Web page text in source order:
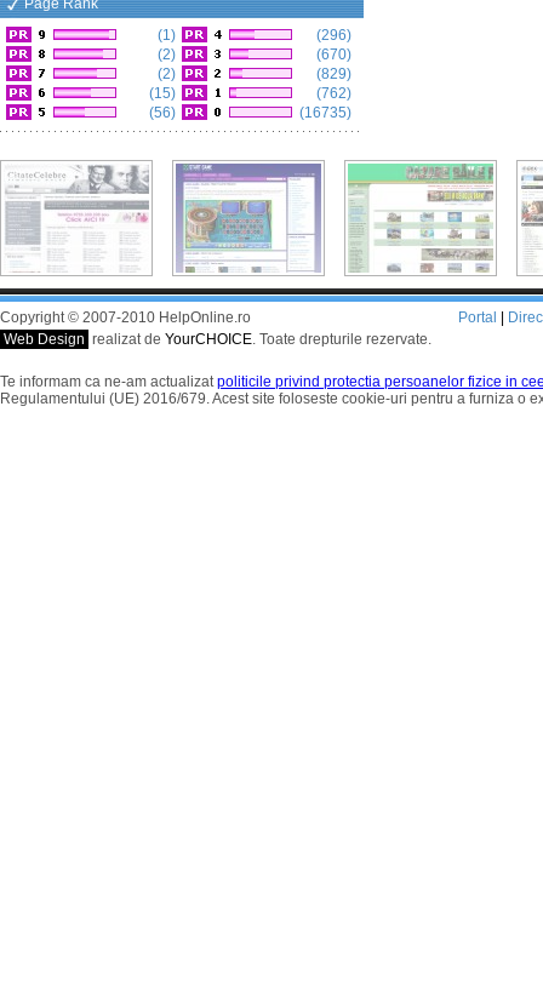
Page Rank
(1)
(2)
(2)
(15)
(56)
(296)
(670)
(829)
(762)
(16735)
Copyright © 2007-2010 HelpOnline.ro
Web Design realizat de YourCHOICE. Toate drepturile rezervate.
Portal
Te informam ca ne-am actualizatpoliticile privind protectia persoanelor fizice in
Regulamentului (UE) 2016/679. Acest site foloseste cookie-uri pentru a furniza o